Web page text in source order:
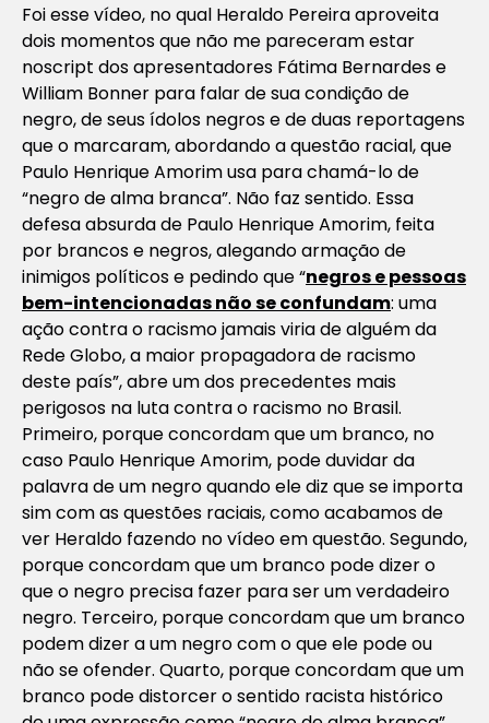
Foi esse vídeo, no qual Heraldo Pereira aproveita
dois momentos que não me pareceram estar
noscript dos apresentadores Fátima Bernardes e
William Bonner para falar de sua condição de
negro, de seus ídolos negros e de duas reportagens
que o marcaram, abordando a questão racial, que
Paulo Henrique Amorim usa para chamá-lo de
“negro de alma branca”. Não faz sentido. Essa
defesa absurda de Paulo Henrique Amorim, feita
por brancos e negros, alegando armação de
inimigos políticos e pedindo que“negros e pessoas
bem-intencionadas não se confundam: uma
ação contra o racismo jamais viria de alguém da
Rede Globo, a maior propagadora de racismo
deste país”,abre um dos precedentes mais
perigosos na luta contra o racismo no Brasil.
Primeiro, porque concordam que um branco, no
caso Paulo Henrique Amorim, pode duvidar da
palavra de um negro quando ele diz que se importa
sim com as questões raciais, como acabamos de
ver Heraldo fazendo no vídeo em questão. Segundo,
porque concordam que um branco pode dizer o
que o negro precisa fazer para ser um verdadeiro
negro. Terceiro, porque concordam que um branco
podem dizer a um negro com o que ele pode ou
não se ofender. Quarto, porque concordam que um
branco pode distorcer o sentido racista histórico